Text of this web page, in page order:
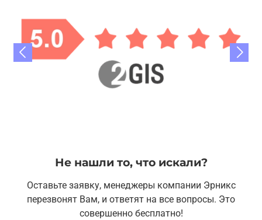
Не нашли то, что искали?
Оставьте заявку, менеджеры компании Эрникс
перезвонят Вам, и ответят на все вопросы. Это
совершенно бесплатно!